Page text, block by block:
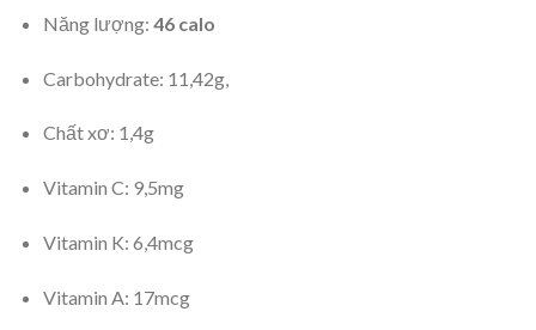
Năng lượng: 46 calo
Carbohydrate: 11,42g,
Chất xơ: 1,4g
Vitamin C: 9,5mg
Vitamin K: 6,4mcg
Vitamin A: 17mcg